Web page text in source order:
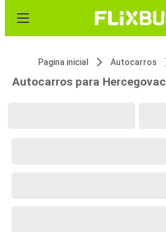
Pagina inicial Autocarros
Autocarros para Hercegovac